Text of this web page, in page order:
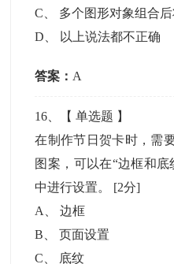
C
多个图形对象组合
D
以上说法都不正确
答案： A
16 、【单选题 】
在制作节日贺卡时，需
图案，可以在“边框和
中进行设置。 [2分]
A
、边框
B 、页面设置
C
底纹